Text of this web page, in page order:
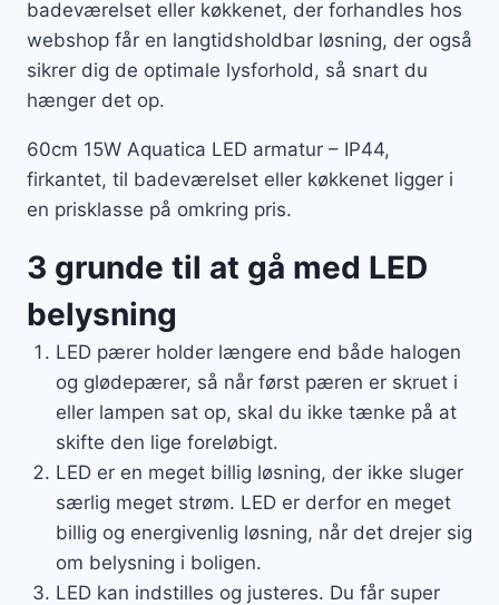
badeværelset eller køkkenet, der forhandles hos
webshop får en langtidsholdbar løsning, der også
sikrer dig de optimale lysforhold, så snart du
hænger det op.
60cm 15W Aquatica LED armatur – IP44,
firkantet, til badeværelset eller køkkenet ligger i
en prisklasse på omkring pris.
3 grunde til at gå med LED
belysning
LED pærer holder længere end både halogen
og glødepærer, så når først pæren er skruet i
eller lampen sat op, skal du ikke tænke på at
skifte den lige foreløbigt.
LED er en meget billig løsning, der ikke sluger
særlig meget strøm. LED er derfor en meget
billig og energivenlig løsning, når det drejer sig
om belysning i boligen.
LED kan indstilles og justeres. Du får super